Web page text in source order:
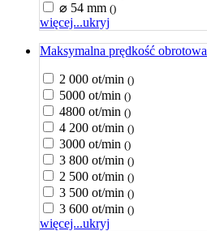
⌀ 54 mm ()
więcej...ukryj
Maksymalna prędkość obrotowa
2 000 ot/min ()
5000 ot/min ()
4800 ot/min ()
4 200 ot/min ()
3000 ot/min ()
3 800 ot/min ()
2 500 ot/min ()
3 500 ot/min ()
3 600 ot/min ()
więcej...ukryj